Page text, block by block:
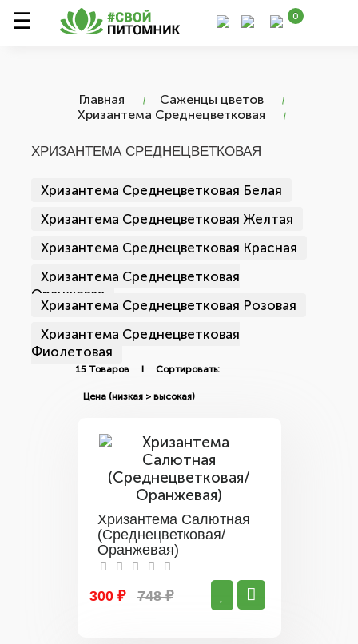
0
Главная
Саженцы цветов
Хризантема Среднецветковая
ХРИЗАНТЕМА СРЕДНЕЦВЕТКОВАЯ
Хризантема Среднецветковая Белая
Хризантема Среднецветковая Желтая
Хризантема Среднецветковая Красная
Хризантема Среднецветковая
Оранжевая
Хризантема Среднецветковая Розовая
Хризантема Среднецветковая
Фиолетовая
15 Товаров I Сортировать:
Хризантема Салютная
(Среднецветковая/
Оранжевая)
300 ₽ 748 ₽